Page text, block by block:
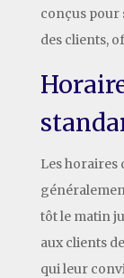
conçus pour
des clients,
Les horaires
tôt le matin
aux clients
qui leur